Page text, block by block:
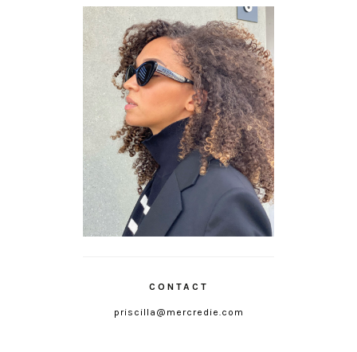
CONTACT
priscilla@mercredie.com